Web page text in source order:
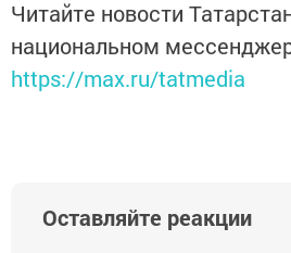
Читайте новости
национальном
https://max.ru/tatmedia
Оставляйте реакции